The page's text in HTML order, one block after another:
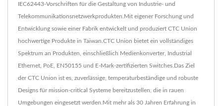
IEC62443-Vorschriften für die Gestaltung von Industrie- und
Telekommunikationsnetzwerkprodukten.Mit eigener Forschung und
Entwicklung sowie einer Fabrik entwickelt und produziert CTC Union
hochwertige Produkte in Taiwan.CTC Union bietet ein vollständiges
Spektrum an Produkten, einschließlich Medienkonverter, Industrial
Ethernet, PoE, EN50155 und E-Mark-zertifizierten Switches.Das Ziel
der CTC Union ist es, zuverlässige, temperaturbeständige und robuste
Designs für mission-critical Systeme bereitzustellen, die in rauen
Umgebungen eingesetzt werden.Mit mehr als 30 Jahren Erfahrung in